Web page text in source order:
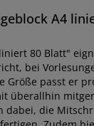
A4
80 Blatt"
bei
Größe passt er
überallhin
dabei, die